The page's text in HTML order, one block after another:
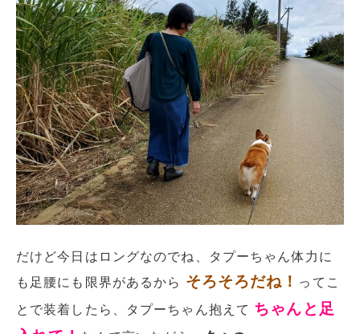
だけど今日はロングなのでね、タプーちゃん体力に
も足腰にも限界があるから そろそろだね！ ってこ
とで装着したら、タプーちゃん抱えて ちゃんと足